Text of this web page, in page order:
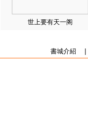
世上要有天一阁
書城介紹